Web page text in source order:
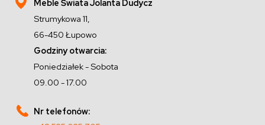
Meble Świata Jolanta Dudycz
Strumykowa 11,
66-450 Łupowo
Godziny otwarcia:
Poniedziałek - Sobota
09.00 - 17.00
Nr telefonów: